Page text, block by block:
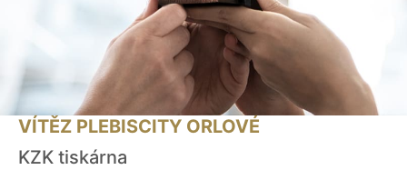
VÍTĚZ PLEBISCITY ORLOVÉ
KZK tiskárna